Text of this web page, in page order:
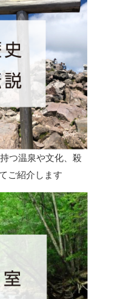
つ温泉や文化、殺
ご紹介します